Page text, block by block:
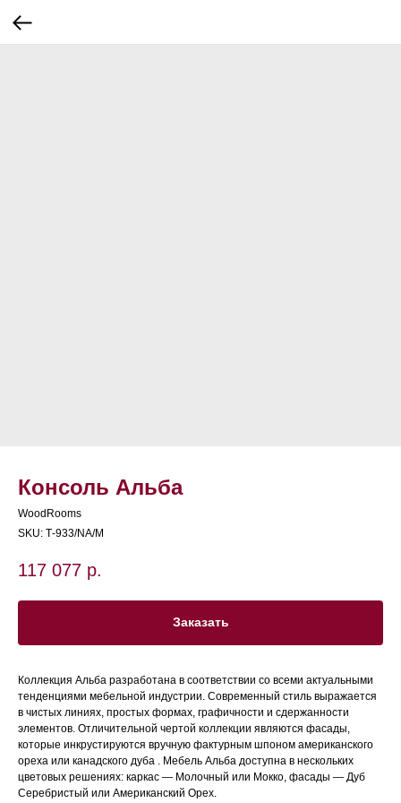
Консоль Альба
WoodRooms
SKU: Т-933/NA/M
117 077 р.
Заказать
Коллекция Альба разработана в соответствии со всеми актуальными
тенденциями мебельной индустрии. Современный стиль выражается
в чистых линиях, простых формах, графичности и сдержанности
элементов. Отличительной чертой коллекции являются фасады,
которые инкрустируются вручную фактурным шпоном американского
ореха или канадского дуба . Мебель Альба доступна в нескольких
цветовых решениях: каркас — Молочный или Мокко, фасады — Дуб
Серебристый или Американский Орех.